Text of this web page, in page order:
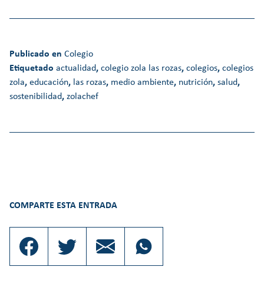
Publicado en Colegio
Etiquetado actualidad, colegio zola las rozas, colegios, colegios
zola, educación, las rozas, medio ambiente, nutrición, salud,
sostenibilidad, zolachef
COMPARTE ESTA ENTRADA